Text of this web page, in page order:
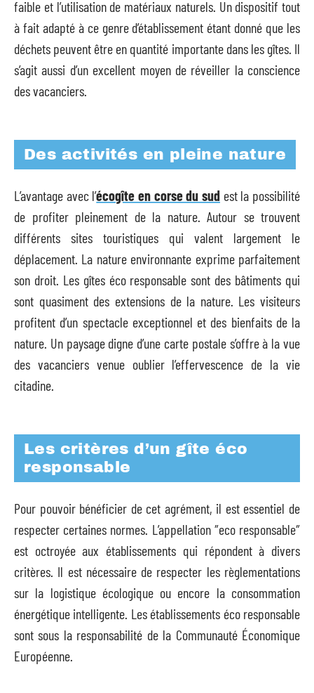
faible et l’utilisation de matériaux naturels. Un dispositif tout
à fait adapté à ce genre d’établissement étant donné que les
déchets peuvent être en quantité importante dans les gîtes. Il
s’agit aussi d’un excellent moyen de réveiller la conscience
des vacanciers.
Des activités en pleine nature
L’avantage avec l’écogîte en corse du sud est la possibilité
de profiter pleinement de la nature. Autour se trouvent
différents sites touristiques qui valent largement le
déplacement. La nature environnante exprime parfaitement
son droit. Les gîtes éco responsable sont des bâtiments qui
sont quasiment des extensions de la nature. Les visiteurs
profitent d’un spectacle exceptionnel et des bienfaits de la
nature. Un paysage digne d’une carte postale s’offre à la vue
des vacanciers venue oublier l’effervescence de la vie
citadine.
Les critères d’un gîte éco
responsable
Pour pouvoir bénéficier de cet agrément, il est essentiel de
respecter certaines normes. L’appellation ″eco responsable″
est octroyée aux établissements qui répondent à divers
critères. Il est nécessaire de respecter les règlementations
sur la logistique écologique ou encore la consommation
énergétique intelligente. Les établissements éco responsable
sont sous la responsabilité de la Communauté Économique
Européenne.